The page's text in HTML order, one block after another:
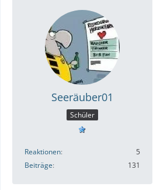
Seeräuber01
Schüler
Reaktionen
5
Beiträge
131